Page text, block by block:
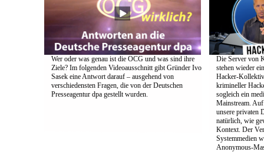
Wer oder was genau ist die OCG und was sind ihre
Ziele? Im folgenden Videoausschnitt gibt Gründer Ivo
Sasek eine Antwort darauf – ausgehend von
verschiedensten Fragen, die von der Deutschen
Presseagentur dpa gestellt wurden.
Die Server von
stehen wieder
Hacker-
krimineller
sogleich ein
Mainstream. Auf
unsere privaten
natürlich, wie
Kontext. Der
Systemmedien
Anonymous-